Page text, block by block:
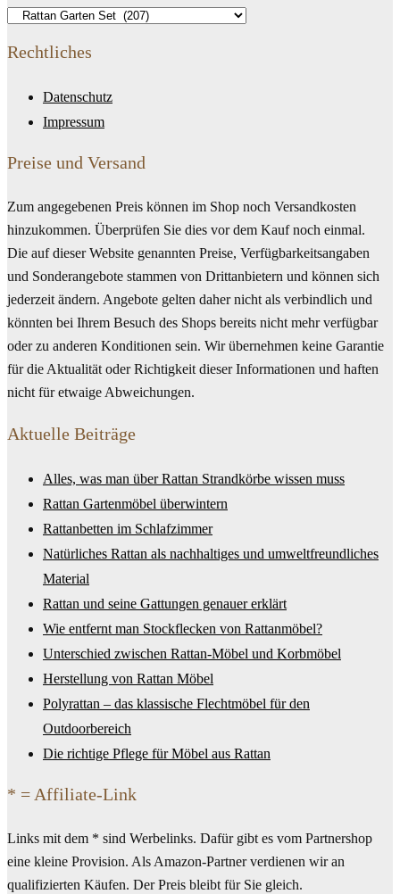
Rechtliches
Datenschutz
Impressum
Preise und Versand
Zum angegebenen Preis können im Shop noch Versandkosten
hinzukommen. Überprüfen Sie dies vor dem Kauf noch einmal.
Die auf dieser Website genannten Preise, Verfügbarkeitsangaben
und Sonderangebote stammen von Drittanbietern und können sich
jederzeit ändern. Angebote gelten daher nicht als verbindlich und
könnten bei Ihrem Besuch des Shops bereits nicht mehr verfügbar
oder zu anderen Konditionen sein. Wir übernehmen keine Garantie
für die Aktualität oder Richtigkeit dieser Informationen und haften
nicht für etwaige Abweichungen.
Aktuelle Beiträge
Alles, was man über Rattan Strandkörbe wissen muss
Rattan Gartenmöbel überwintern
Rattanbetten im Schlafzimmer
Natürliches Rattan als nachhaltiges und umweltfreundliches
Material
Rattan und seine Gattungen genauer erklärt
Wie entfernt man Stockflecken von Rattanmöbel?
Unterschied zwischen Rattan-Möbel und Korbmöbel
Herstellung von Rattan Möbel
Polyrattan – das klassische Flechtmöbel für den
Outdoorbereich
Die richtige Pflege für Möbel aus Rattan
* = Affiliate-Link
Links mit dem * sind Werbelinks. Dafür gibt es vom Partnershop
eine kleine Provision. Als Amazon-Partner verdienen wir an
qualifizierten Käufen. Der Preis bleibt für Sie gleich.